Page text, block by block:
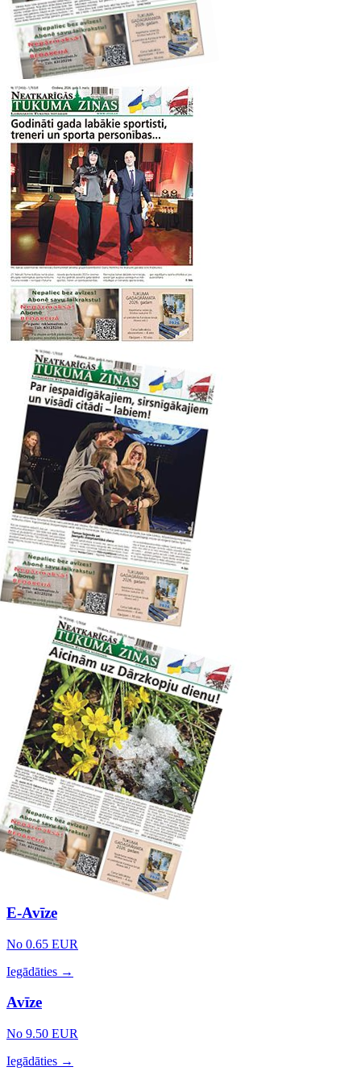
E-Avīze
No 0.65 EUR
Iegādāties →
Avīze
No 9.50 EUR
Iegādāties →